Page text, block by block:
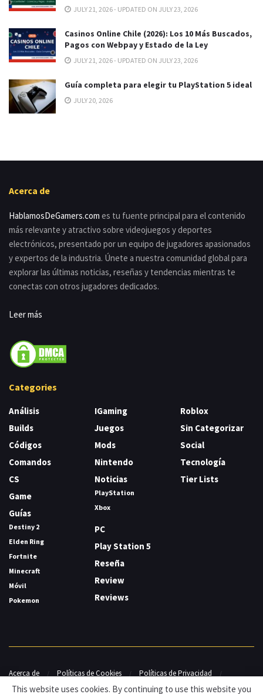
JULY 21, 2026 - UPDATED ON JULY 23, 2026
Casinos Online Chile (2026): Los 10 Más Buscados,
Pagos con Webpay y Estado de la Ley
JULY 21, 2026 - UPDATED ON JULY 23, 2026
Guía completa para elegir tu PlayStation 5 ideal
JULY 20, 2026
Acerca de
HablamosDeGamers.com es tu fuente principal para el contenido
más relevante y atractivo sobre videojuegos y deportes
electrónicos, presentado por un equipo de jugadores apasionados
y expertos de la industria. Únete a nuestra comunidad global para
explorar las últimas noticias, reseñas y tendencias mientras te
conectas con otros jugadores dedicados.
Leer más
Categories
Análisis
Builds
Códigos
Comandos
CS
Game
Guías
Destiny 2
Elden Ring
Fortnite
Minecraft
Móvil
Pokemon
IGaming
Juegos
Mods
Nintendo
Noticias
PlayStation
Xbox
PC
Play Station 5
Reseña
Review
Reviews
Roblox
Sin Categorizar
Social
Tecnología
Tier Lists
Acerca de Políticas de Cookies
Políticas de Privacidad
Contacto
This website uses cookies. By continuing to use this website you